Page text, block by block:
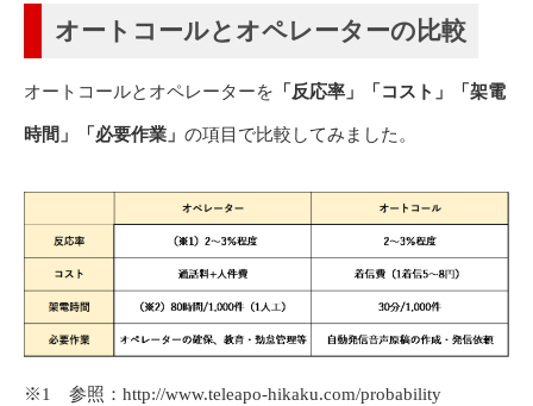
オートコールとオペレーターの比較
オートコールとオペレーターを 「反応率」「コスト」「架電
時間」「必要作業」 の項目で比較してみました。
※1 参照：http://www.teleapo-hikaku.com/probability